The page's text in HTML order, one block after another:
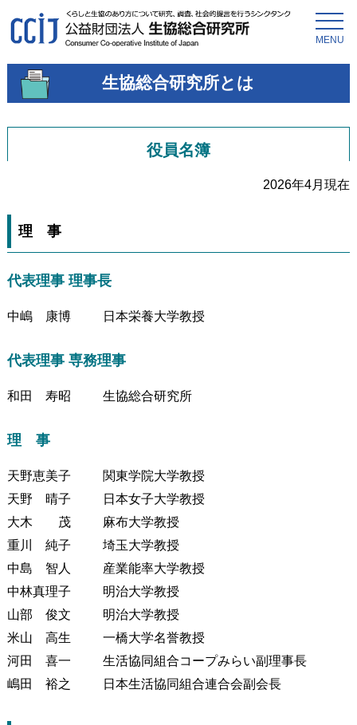
MENU
生協総合研究所とは
役員名簿
2026年4月現在
理 事
代表理事 理事長
中嶋 康博 日本栄養大学教授
代表理事 専務理事
和田 寿昭 生協総合研究所
理 事
天野恵美子
関東学院大学教授
天野 晴子
日本女子大学教授
大木 茂
麻布大学教授
重川 純子
埼玉大学教授
中島 智人
産業能率大学教授
中林真理子
明治大学教授
山部 俊文
明治大学教授
米山 高生
一橋大学名誉教授
河田 喜一
生活協同組合コープみらい副理事長
嶋田 裕之
日本生活協同組合連合会副会長